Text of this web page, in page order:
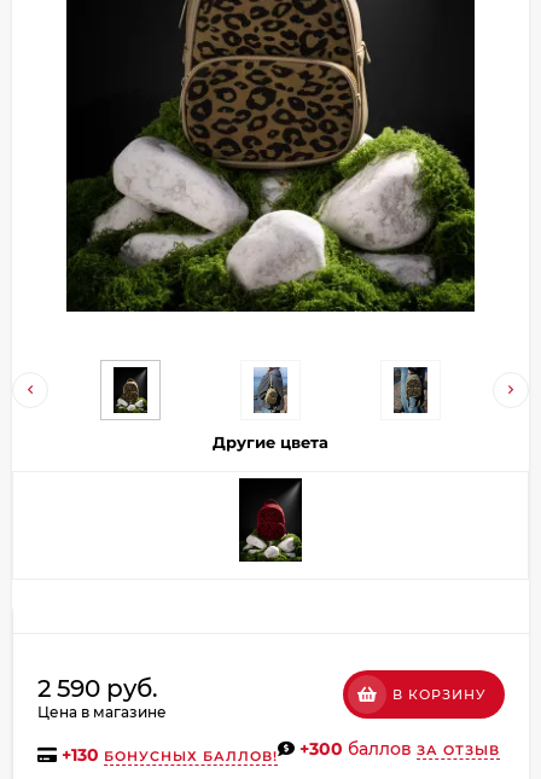
Другие цвета
2 590 руб.
Цена в магазине
В КОРЗИНУ
+130 БОНУСНЫХ БАЛЛОВ! +300 баллов ЗА ОТЗЫВ
Добавляйте товары
в корзину
Оплачивайте сегодня только
25% картой любого банка
Получайте товар
выбранный способом
% будут
с вашей карты
каждые 2 недели
об оплате Плайтом